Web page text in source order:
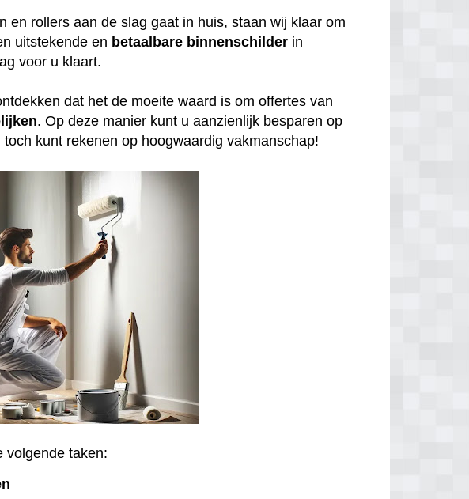
en rollers aan de slag gaat in huis, staan wij klaar om
uitstekende en betaalbare binnenschilder in
voor u klaart.
dat het de moeite waard is om offertes van
. Op deze manier kunt u aanzienlijk besparen op
kunt rekenen op hoogwaardig vakmanschap!
volgende taken: